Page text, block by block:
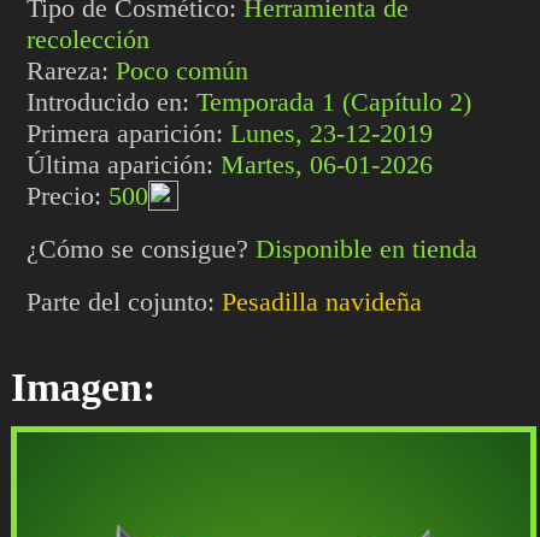
Tipo de Cosmético:Herramienta de
recolección
Rareza:Poco común
Introducido en:Temporada 1 (Capítulo 2)
Primera aparición:Lunes, 23-12-2019
Última aparición:Martes, 06-01-2026
Precio: 500
¿Cómo se consigue?Disponible en tienda
Parte del cojunto:Pesadilla navideña
Imagen: